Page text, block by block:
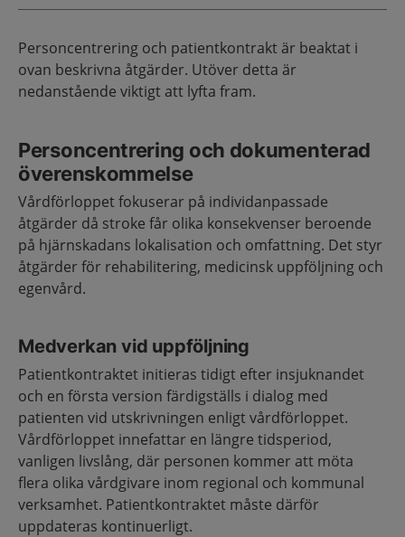
Personcentrering och patientkontrakt är beaktat i
ovan beskrivna åtgärder. Utöver detta är
nedanstående viktigt att lyfta fram.
Personcentrering och dokumenterad
överenskommelse
Vårdförloppet fokuserar på individanpassade
åtgärder då stroke får olika konsekvenser beroende
på hjärnskadans lokalisation och omfattning. Det styr
åtgärder för rehabilitering, medicinsk uppföljning och
egenvård.
Medverkan vid uppföljning
Patientkontraktet initieras tidigt efter insjuknandet
och en första version färdigställs i dialog med
patienten vid utskrivningen enligt vårdförloppet.
Vårdförloppet innefattar en längre tidsperiod,
vanligen livslång, där personen kommer att möta
flera olika vårdgivare inom regional och kommunal
verksamhet. Patientkontraktet måste därför
uppdateras kontinuerligt.